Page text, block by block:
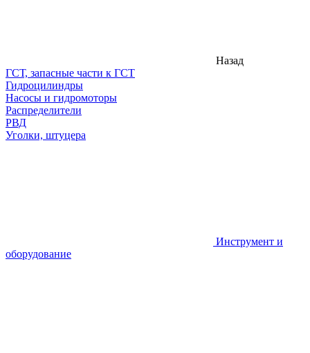
Назад
ГСТ, запасные части к ГСТ
Гидроцилиндры
Насосы и гидромоторы
Распределители
РВД
Уголки, штуцера
Инструмент и
оборудование